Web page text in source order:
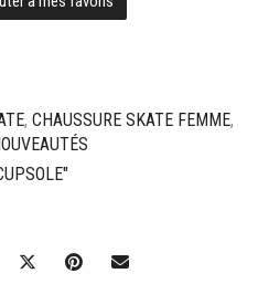
, CHAUSSURE SKATE FEMME,